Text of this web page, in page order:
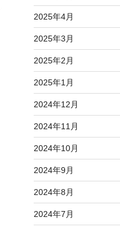
2025年4月
2025年3月
2025年2月
2025年1月
2024年12月
2024年11月
2024年10月
2024年9月
2024年8月
2024年7月